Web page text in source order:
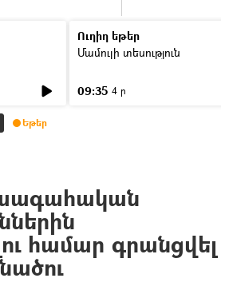
Ուղիղ եթեր
Մամուլի տեսություն
09:35 4 ր
Եթեր
համար գրանցվել